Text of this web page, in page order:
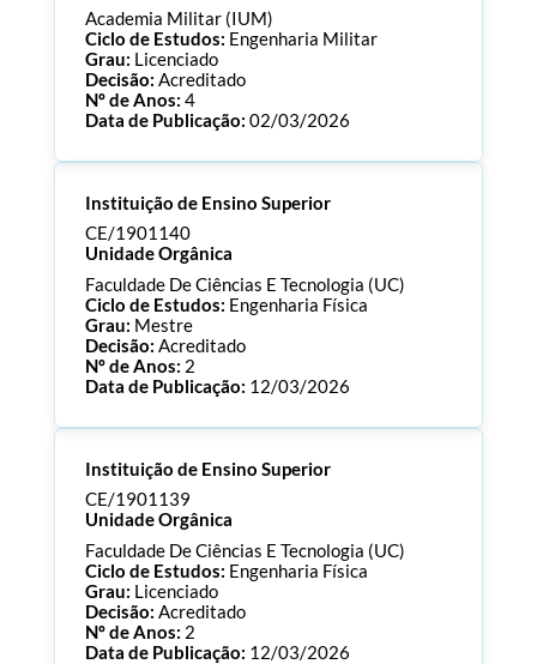
Academia Militar (IUM)
Ciclo de Estudos: Engenharia Militar
Grau: Licenciado
Decisão: Acreditado
Nº de Anos: 4
Data de Publicação: 02/03/2026
Processo:
CE/1901152
ECTS:240.0
Consultar Documentos
Instituição de Ensino Superior
CE/1901140
Unidade Orgânica
Faculdade De Ciências E Tecnologia (UC)
Ciclo de Estudos: Engenharia Física
Grau: Mestre
Decisão: Acreditado
Nº de Anos: 2
Data de Publicação: 12/03/2026
Processo:
CE/1901140
ECTS:120.0
Consultar Documentos
Instituição de Ensino Superior
CE/1901139
Unidade Orgânica
Faculdade De Ciências E Tecnologia (UC)
Ciclo de Estudos: Engenharia Física
Grau: Licenciado
Decisão: Acreditado
Nº de Anos: 2
Data de Publicação: 12/03/2026